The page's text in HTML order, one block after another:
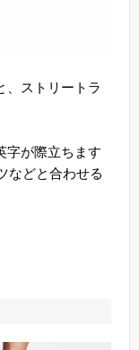
、ストリートラ
字が際立ちます
などと合わせる